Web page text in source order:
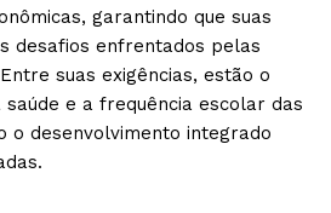
garantindo que suas
desafios enfrentados pelas
suas exigências, estão o
e a frequência escolar das
o desenvolvimento integrado